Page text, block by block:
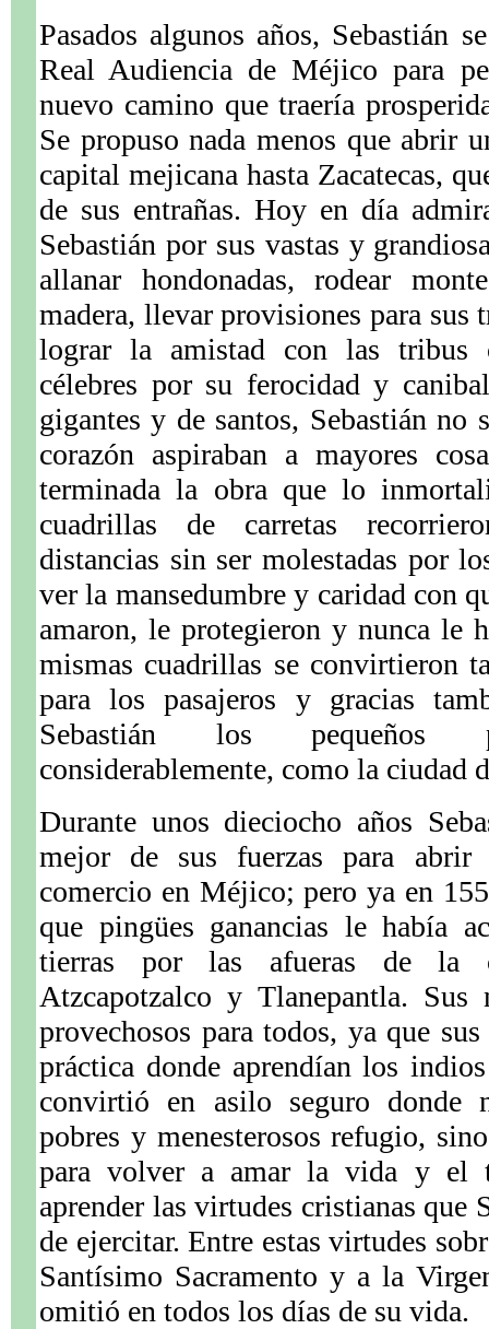
Pasados algunos años, Sebastián
Real Audiencia de Méjico para
nuevo camino que traería
Se propuso nada menos que abrir
capital mejicana hasta Zacatecas,
de sus entrañas. Hoy en día
Sebastián por sus vastas y
allanar hondonadas, rodear
madera, llevar provisiones para sus
lograr la amistad con las tribus
célebres por su ferocidad y
gigantes y de santos, Sebastián no
corazón aspiraban a mayores
terminada la obra que lo
cuadrillas de carretas
distancias sin ser molestadas por
ver la mansedumbre y caridad con
amaron, le protegieron y nunca le
mismas cuadrillas se convirtieron
para los pasajeros y gracias
Sebastián los pequeños
considerablemente, como la ciudad
Durante unos dieciocho años
mejor de sus fuerzas para
comercio en Méjico; pero ya en
que pingües ganancias le había
tierras por las afueras de la
Atzcapotzalco y Tlanepantla. Sus
provechosos para todos, ya que
práctica donde aprendían los
convirtió en asilo seguro donde
pobres y menesterosos refugio,
para volver a amar la vida y el
aprender las virtudes cristianas que
de ejercitar. Entre estas virtudes
Santísimo Sacramento y a la
omitió en todos los días de su vida.